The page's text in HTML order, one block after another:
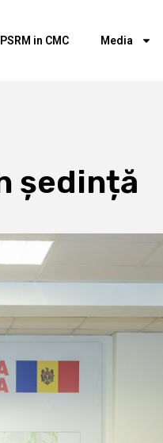
PSRM in CMC Media
ședință